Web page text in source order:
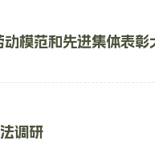
模范和先进集体表彰
调研